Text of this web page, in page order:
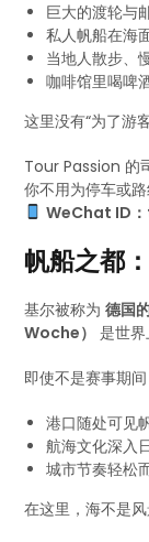
巨大的渡轮与
私人帆船在海
当地人散步、
咖啡馆里喝啤
这里没有“为了游
Tour Passion 的
你不用为停车或
WeChat ID
帆船之都
基尔被称为德国
Woche） 是世界
即使不是赛事期
港口随处可见
航海文化深入
城市节奏轻松
在这里，海不是风